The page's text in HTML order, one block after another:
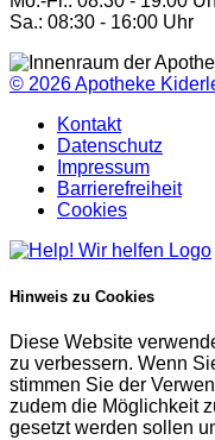
Sa.: 08:30 - 16:00 Uhr
© 2026Apotheke
Kontakt
Datenschutz
Impressum
Barrierefreiheit
Cookies
Hinweis zu Cookies
Diese Website
zu verbessern. Wenn
stimmen Sie der
zudem die Möglichkeit
gesetzt werden sollen